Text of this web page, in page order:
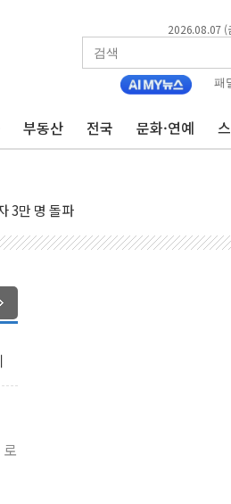
2026.08.07 (
패
부동산 전국 문화·연예
분만에 주불진화....인명피해 없어
는 전·현직 직원으로부터 확보"
항허가 취득...중국 노선 다변화
자 지원 규모 2배 확대
휴 전자책 요금제 출시
스
본격화…'AI 데이터 기반 메디테크 혁신허
헬기 3대 투입